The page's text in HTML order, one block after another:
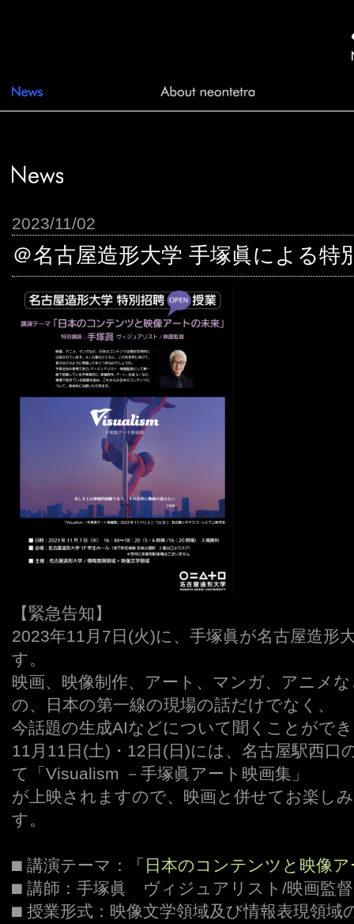
2023/11/02
＠名古屋造形大学 手塚眞による特
【緊急告知】
2023年11月7日(火)に、手塚眞が名古屋造形
す。
映画、映像制作、アート、マンガ、アニメ
の、日本の第一線の現場の話だけでなく、
今話題の生成AIなどについて聞くことがで
11月11日(土)・12日(日)には、名古屋駅西口
て「Visualism －手塚眞アート映画集」
が上映されますので、映画と併せてお楽し
す。
⬛︎ 講演テーマ：
「日本のコンテンツと映像
⬛︎ 講師：手塚眞 ヴィジュアリスト/映画監督
⬛︎ 授業形式：映像文学領域及び情報表現領